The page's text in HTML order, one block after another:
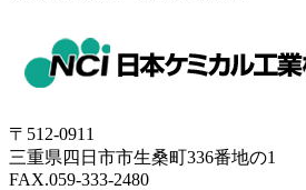
〒512-0911
三重県四日市市生桑町336番地の1
FAX.059-333-2480